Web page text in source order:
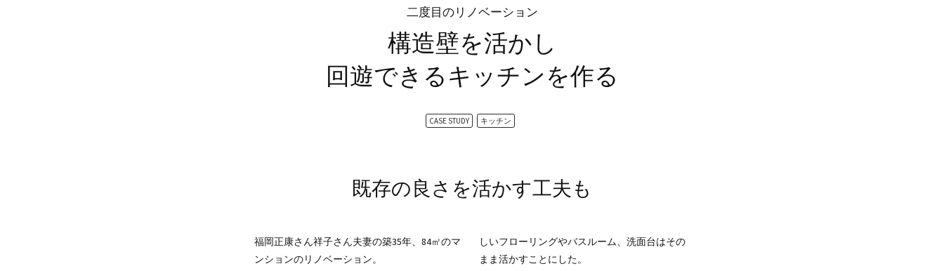
二度目のリノベーション
構造壁を活かし
回遊できるキッチンを作る
CASE STUDY キッチン
既存の良さを活かす工夫も
福岡正康さん祥子さん夫妻の築35年、84㎡のマ
ンションのリノベーション。
しいフローリングやバスルーム、洗面台はその
まま活かすことにした。